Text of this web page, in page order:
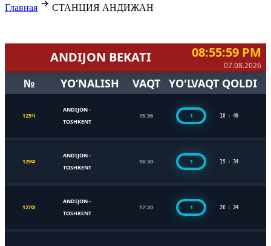
Главная СТАНЦИЯ АНДИЖАН